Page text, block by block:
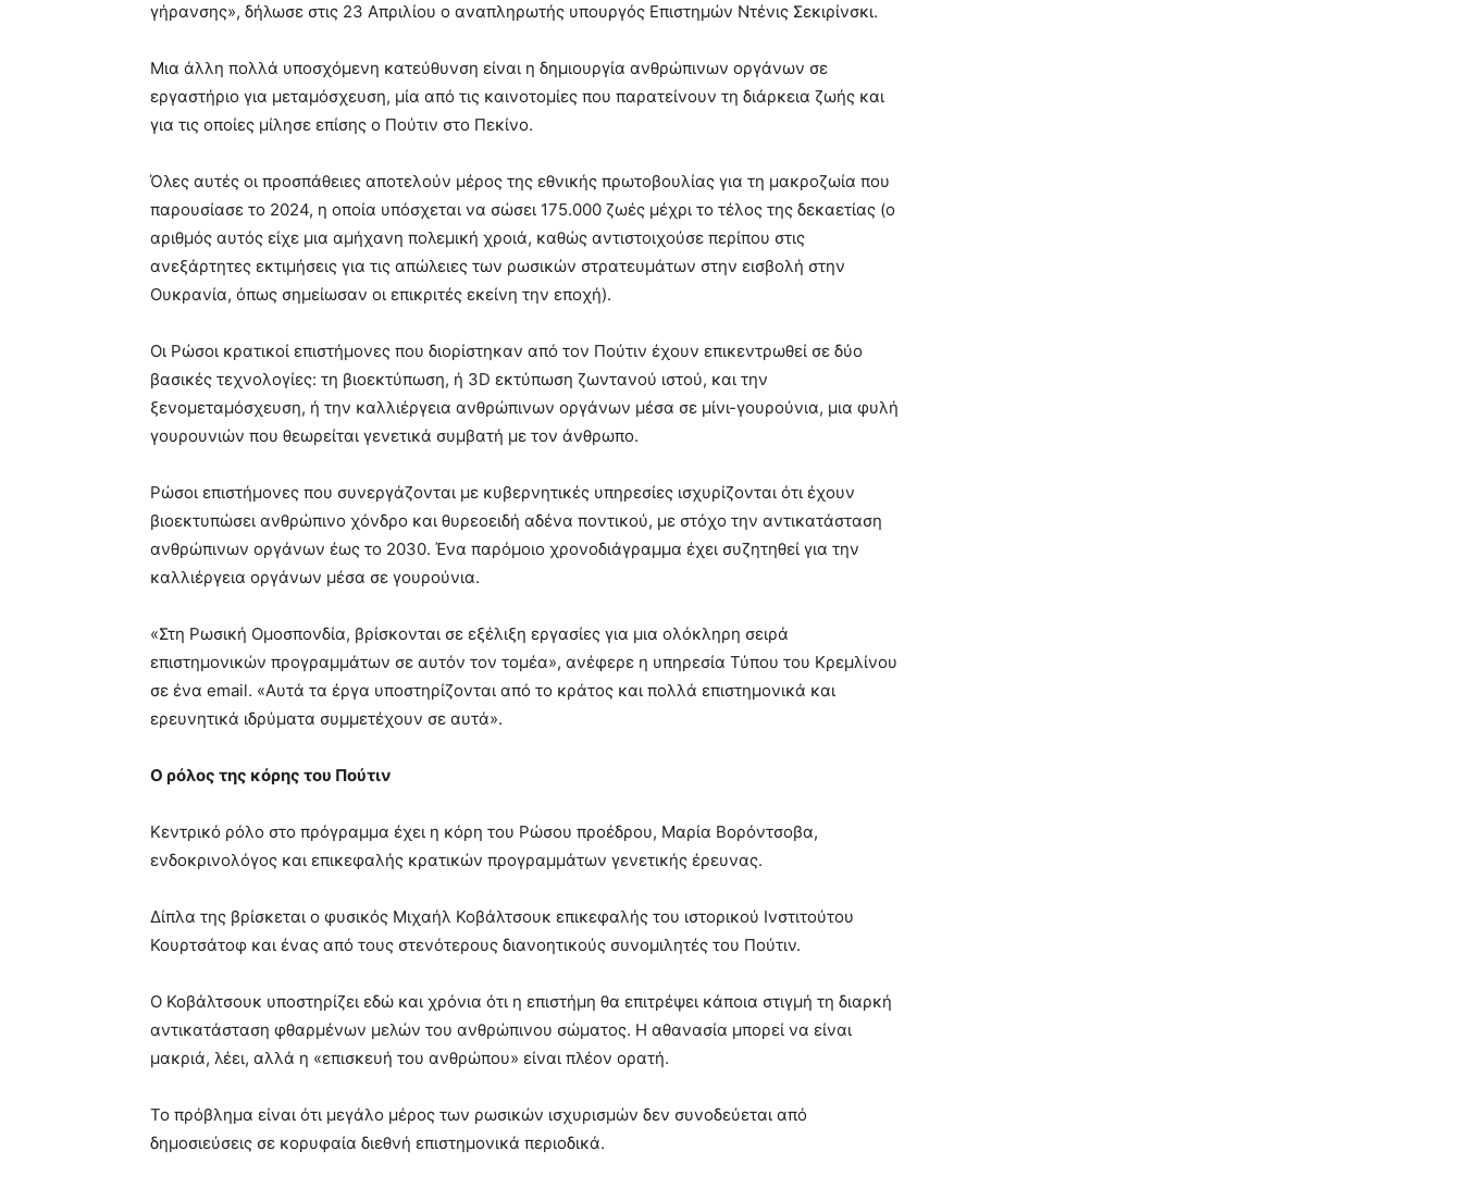
γήρανσης», δήλωσε στις 23 Απριλίου ο αναπληρωτής υπουργός Επιστημών Ντένις Σεκιρίνσκι.
Μια άλλη πολλά υποσχόμενη κατεύθυνση είναι η δημιουργία ανθρώπινων οργάνων σε
εργαστήριο για μεταμόσχευση, μία από τις καινοτομίες που παρατείνουν τη διάρκεια ζωής και
για τις οποίες μίλησε επίσης ο Πούτιν στο Πεκίνο.
Όλες αυτές οι προσπάθειες αποτελούν μέρος της εθνικής πρωτοβουλίας για τη μακροζωία που
παρουσίασε το 2024, η οποία υπόσχεται να σώσει 175.000 ζωές μέχρι το τέλος της δεκαετίας (ο
αριθμός αυτός είχε μια αμήχανη πολεμική χροιά, καθώς αντιστοιχούσε περίπου στις
ανεξάρτητες εκτιμήσεις για τις απώλειες των ρωσικών στρατευμάτων στην εισβολή στην
Ουκρανία, όπως σημείωσαν οι επικριτές εκείνη την εποχή).
Οι Ρώσοι κρατικοί επιστήμονες που διορίστηκαν από τον Πούτιν έχουν επικεντρωθεί σε δύο
βασικές τεχνολογίες: τη βιοεκτύπωση, ή 3D εκτύπωση ζωντανού ιστού, και την
ξενομεταμόσχευση, ή την καλλιέργεια ανθρώπινων οργάνων μέσα σε μίνι-γουρούνια, μια φυλή
γουρουνιών που θεωρείται γενετικά συμβατή με τον άνθρωπο.
Ρώσοι επιστήμονες που συνεργάζονται με κυβερνητικές υπηρεσίες ισχυρίζονται ότι έχουν
βιοεκτυπώσει ανθρώπινο χόνδρο και θυρεοειδή αδένα ποντικού, με στόχο την αντικατάσταση
ανθρώπινων οργάνων έως το 2030. Ένα παρόμοιο χρονοδιάγραμμα έχει συζητηθεί για την
καλλιέργεια οργάνων μέσα σε γουρούνια.
«Στη Ρωσική Ομοσπονδία, βρίσκονται σε εξέλιξη εργασίες για μια ολόκληρη σειρά
επιστημονικών προγραμμάτων σε αυτόν τον τομέα», ανέφερε η υπηρεσία Τύπου του Κρεμλίνου
σε ένα email. «Αυτά τα έργα υποστηρίζονται από το κράτος και πολλά επιστημονικά και
ερευνητικά ιδρύματα συμμετέχουν σε αυτά».
Ο ρόλος της κόρης του Πούτιν
Κεντρικό ρόλο στο πρόγραμμα έχει η κόρη του Ρώσου προέδρου, Μαρία Βορόντσοβα,
ενδοκρινολόγος και επικεφαλής κρατικών προγραμμάτων γενετικής έρευνας.
Δίπλα της βρίσκεται ο φυσικός Μιχαήλ Κοβάλτσουκ επικεφαλής του ιστορικού Ινστιτούτου
Κουρτσάτοφ και ένας από τους στενότερους διανοητικούς συνομιλητές του Πούτιν.
Ο Κοβάλτσουκ υποστηρίζει εδώ και χρόνια ότι η επιστήμη θα επιτρέψει κάποια στιγμή τη διαρκή
αντικατάσταση φθαρμένων μελών του ανθρώπινου σώματος. Η αθανασία μπορεί να είναι
μακριά, λέει, αλλά η «επισκευή του ανθρώπου» είναι πλέον ορατή.
Το πρόβλημα είναι ότι μεγάλο μέρος των ρωσικών ισχυρισμών δεν συνοδεύεται από
δημοσιεύσεις σε κορυφαία διεθνή επιστημονικά περιοδικά.